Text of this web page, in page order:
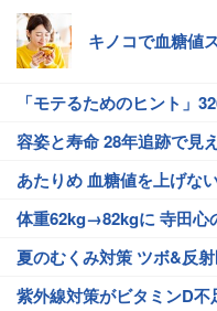
キノコで血糖値
「モテるためのヒント」
容姿と寿命 28年追跡で見
あたりめ 血糖値を上げな
体重62kg→82kgに 寺田心
夏のむくみ対策 ツボ&反
紫外線対策がビタミンD不